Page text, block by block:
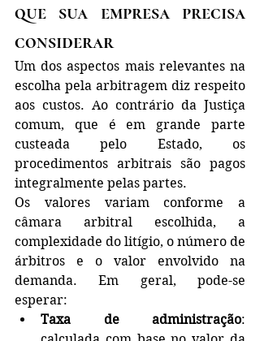
que sua empresa precisa
considerar
Um dos aspectos mais relevantes na
escolha pela arbitragem diz respeito
aos custos. Ao contrário da Justiça
comum, que é em grande parte
custeada pelo Estado, os
procedimentos arbitrais são pagos
integralmente pelas partes.
Os valores variam conforme a
câmara arbitral escolhida, a
complexidade do litígio, o número de
árbitros e o valor envolvido na
demanda. Em geral, pode-se
esperar:
Taxa de administração: